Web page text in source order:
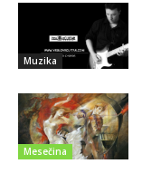
Muzika
Mesečina